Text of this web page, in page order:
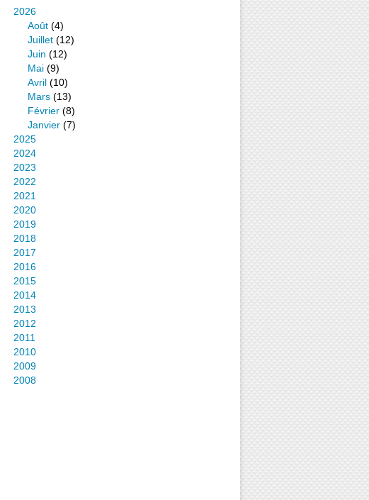
2026
Août (4)
Juillet (12)
Juin (12)
Mai (9)
Avril (10)
Mars (13)
Février (8)
Janvier (7)
2025
2024
2023
2022
2021
2020
2019
2018
2017
2016
2015
2014
2013
2012
2011
2010
2009
2008